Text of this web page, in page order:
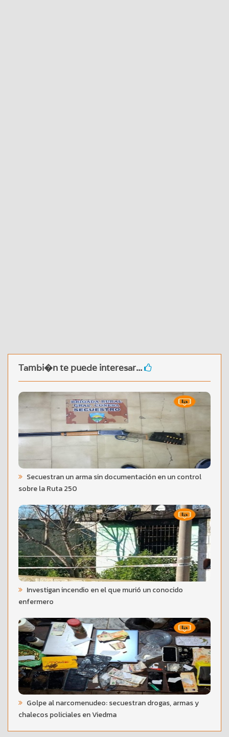
Tambi�n te puede interesar...
Secuestran un arma sin documentación en un control
sobre la Ruta 250
Investigan incendio en el que murió un conocido
enfermero
Golpe al narcomenudeo: secuestran drogas, armas y
chalecos policiales en Viedma